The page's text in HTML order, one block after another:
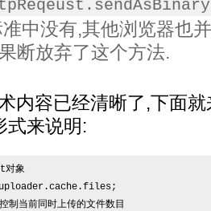
中没有,其他浏览器也
断放弃了这个方法.
内容已经清晰了,下面
式来说明:
对象
制当前同时上传的文件数目